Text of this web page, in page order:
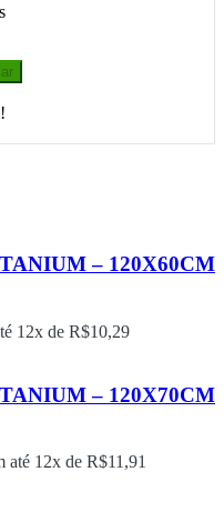
– 120X60CM
12x de R$10,29
– 120X70CM
até 12x de R$11,91